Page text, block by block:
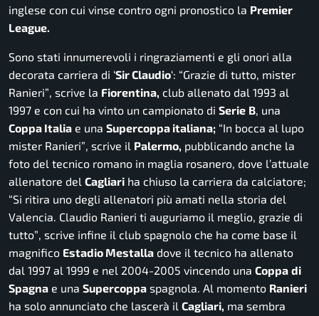
inglese con cui vinse contro ogni pronostico la Premier
League.
Sono stati innumerevoli i ringraziamenti e gli onori alla
decorata carriera di ‘Sir Claudio‘: “Grazie di tutto, mister
Ranieri”, scrive la Fiorentina, club allenato dal 1993 al
1997 e con cui ha vinto un campionato di Serie B, una
Coppa Italia e una Supercoppa italiana; “In bocca al lupo
mister Ranieri”, scrive il Palermo, pubblicando anche la
foto del tecnico romano in maglia rosanero, dove l’attuale
allenatore del Cagliari ha chiuso la carriera da calciatore;
“Si ritira uno degli allenatori più amati nella storia del
Valencia. Claudio Ranieri ti auguriamo il meglio, grazie di
tutto”, scrive infine il club spagnolo che ha come base il
magnifico Estadio Mestalla dove il tecnico ha allenato
dal 1997 al 1999 e nel 2004-2005 vincendo una Coppa di
Spagna e una Supercoppa spagnola. Al momento Ranieri
ha solo annunciato che lascerà il Cagliari, ma sembra